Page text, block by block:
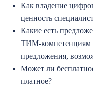
Как владение
ценность
Какие есть
ТИМ-компетенциям
предложения,
Может ли
платное?